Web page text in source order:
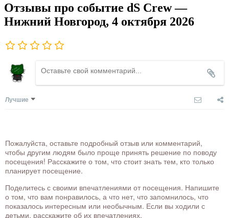
Отзывы про событие dS Crew —
Нижний Новгород, 4 октября 2026
Лучшие
Пожалуйста, оставьте подробный отзыв или комментарий,
чтобы другим людям было проще принять решение по поводу
посещения! Расскажите о том, что стоит знать тем, кто только
планирует посещение.
Поделитесь с своими впечатлениями от посещения. Напишите
о том, что вам понравилось, а что нет, что запомнилось, что
показалось интересным или необычным. Если вы ходили с
детьми, расскажите об их впечатлениях.